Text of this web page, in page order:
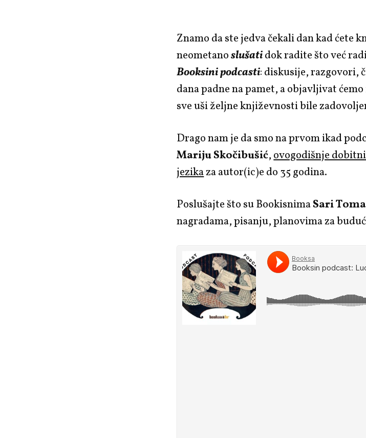
Znamo da ste jedva čekali dan kad ćete
neometanoslušatidok radite što već
Booksini podcasti: diskusije, razgovori,
dana padne na pamet, a objavljivat
sve uši željne književnosti bile
Drago nam je da smo na prvom ikad
Mariju Skočibušić,ovogodišnje
jezikaza autor(ic)e do 35 godina.
Poslušajte što su BookisnimaSari
nagradama, pisanju, planovima za